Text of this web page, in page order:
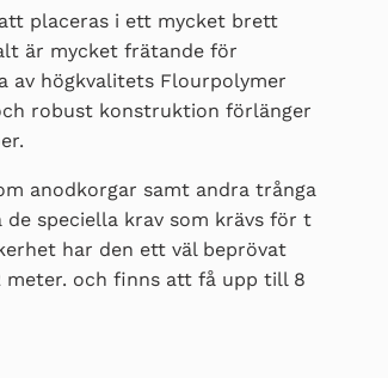
placeras i ett mycket brett
är mycket frätande för
av högkvalitets Flourpolymer
robust konstruktion förlänger
anodkorgar samt andra trånga
speciella krav som krävs för t
har den ett väl beprövat
meter. och finns att få upp till 8